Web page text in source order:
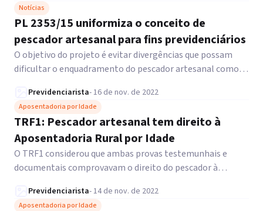
Notícias
PL 2353/15 uniformiza o conceito de
pescador artesanal para fins previdenciários
O objetivo do projeto é evitar divergências que possam
dificultar o enquadramento do pescador artesanal como
Previdenciarista-16 de nov. de 2022
Aposentadoria por Idade
TRF1: Pescador artesanal tem direito à
Aposentadoria Rural por Idade
O TRF1 considerou que ambas provas testemunhais e
documentais comprovavam o direito do pescador à
Previdenciarista-14 de nov. de 2022
Aposentadoria por Idade